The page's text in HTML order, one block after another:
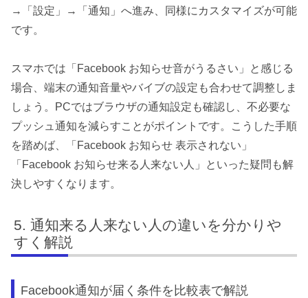
→「設定」→「通知」へ進み、同様にカスタマイズが可能
です。
スマホでは「Facebook お知らせ音がうるさい」と感じる
場合、端末の通知音量やバイブの設定も合わせて調整しま
しょう。PCではブラウザの通知設定も確認し、不必要な
プッシュ通知を減らすことがポイントです。こうした手順
を踏めば、「Facebook お知らせ 表示されない」
「Facebook お知らせ来る人来ない人」といった疑問も解
決しやすくなります。
通知来る人来ない人の違いを分かりや
すく解説
Facebook通知が届く条件を比較表で解説